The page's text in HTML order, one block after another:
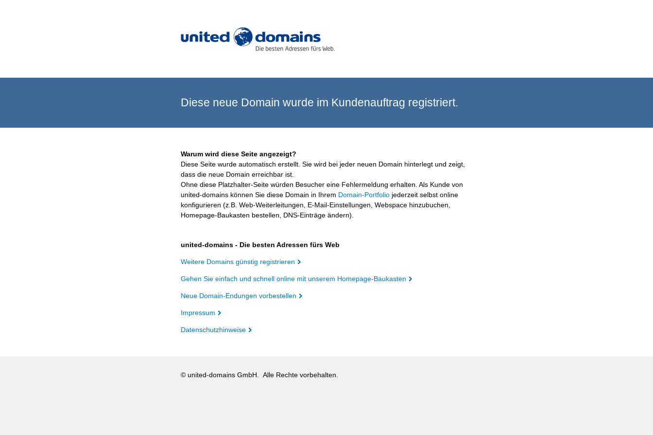
Diese neue Domain wurde im Kundenauftrag registriert.
Warum wird diese Seite angezeigt?
Diese Seite wurde automatisch erstellt. Sie wird bei jeder neuen Domain hinterlegt und zeigt,
dass die neue Domain erreichbar ist.
Ohne diese Platzhalter-Seite würden Besucher eine Fehlermeldung erhalten. Als Kunde von
united-domains können Sie diese Domain in Ihrem Domain-Portfolio jederzeit selbst online
konfigurieren (z.B. Web-Weiterleitungen, E-Mail-Einstellungen, Webspace hinzubuchen,
Homepage-Baukasten bestellen, DNS-Einträge ändern).
united-domains - Die besten Adressen fürs Web
Weitere Domains günstig registrieren
Gehen Sie einfach und schnell online mit unserem Homepage-Baukasten
Neue Domain-Endungen vorbestellen
Impressum
Datenschutzhinweise
© united-domains GmbH. Alle Rechte vorbehalten.